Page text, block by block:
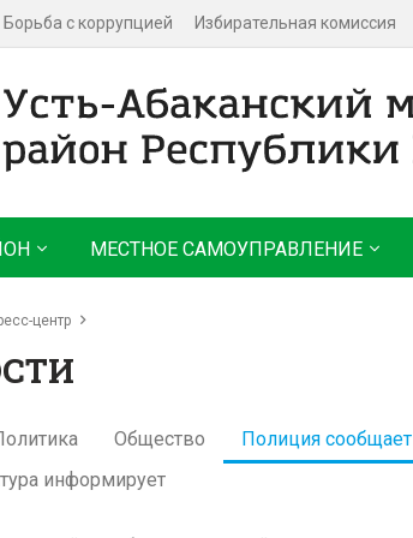
Борьба с коррупцией Избирательная комиссия
МЕСТНОЕ САМОУПРАВЛЕНИЕ
центр
Общество Полиция сообщает
информирует